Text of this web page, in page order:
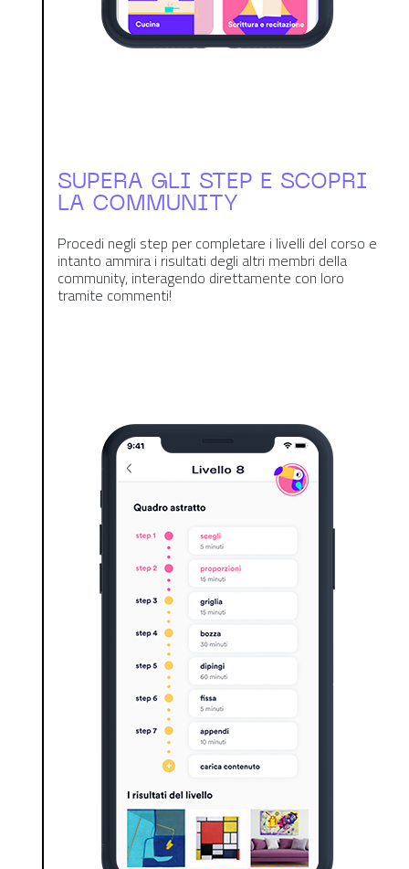
SUPERA GLI STEP E SCOPRI
LA COMMUNITY
Procedi negli step per completare i livelli del corso e
intanto ammira i risultati degli altri membri della
community, interagendo direttamente con loro
tramite commenti!